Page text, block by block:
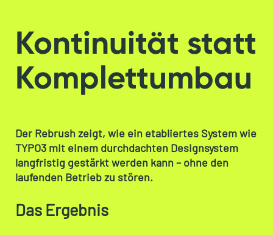
Kontinuität statt
Komplettumbau
Der Rebrush zeigt, wie ein etabliertes System wie
TYPO3 mit einem durchdachten Designsystem
langfristig gestärkt werden kann – ohne den
laufenden Betrieb zu stören.
Das Ergebnis